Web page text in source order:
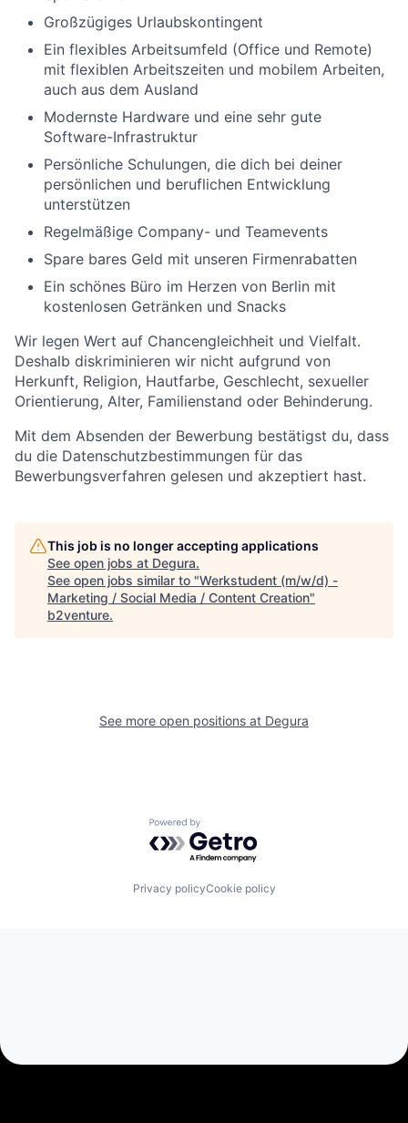
Großzügiges Urlaubskontingent
Ein flexibles Arbeitsumfeld (Office und Remote)
mit flexiblen Arbeitszeiten und mobilem Arbeiten,
auch aus dem Ausland
Modernste Hardware und eine sehr gute
Software-Infrastruktur
Persönliche Schulungen, die dich bei deiner
persönlichen und beruflichen Entwicklung
unterstützen
Regelmäßige Company- und Teamevents
Spare bares Geld mit unseren Firmenrabatten
Ein schönes Büro im Herzen von Berlin mit
kostenlosen Getränken und Snacks
Wir legen Wert auf Chancengleichheit und Vielfalt.
Deshalb diskriminieren wir nicht aufgrund von
Herkunft, Religion, Hautfarbe, Geschlecht, sexueller
Orientierung, Alter, Familienstand oder Behinderung.
Mit dem Absenden der Bewerbung bestätigst du, dass
du die Datenschutzbestimmungen für das
Bewerbungsverfahren gelesen und akzeptiert hast.
This job is no longer accepting applications
See open jobs at Degura.
See open jobs similar to "Werkstudent (m/w/d) -
Marketing / Social Media / Content Creation"
b2venture.
See more open positions at Degura
Powered by Getro.com
Privacy policyCookie policy